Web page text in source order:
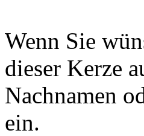
Wenn Sie
dieser Kerze
Nachnamen
ein.